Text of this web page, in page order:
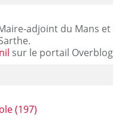
adjoint du Mans et
sur le portail Overblog
(197)